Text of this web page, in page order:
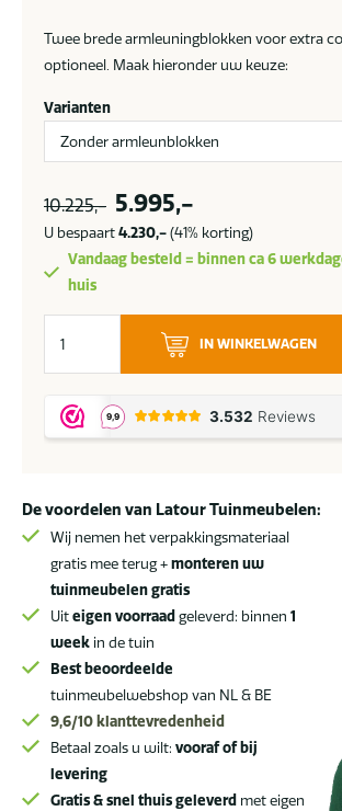
Twee brede armleuningblokken voor extra
optioneel. Maak hieronder uw keuze:
Varianten
10.225,- Oorspronkelijke
prijs
was:
5.995,-
prijs
is:
U bespaart4.230,-(41% korting)
Vandaag besteld = binnen ca 6
huis
Evora
loungeset
light
antraciet
IN WINKELWAGEN
De voordelen van Latour Tuinmeubelen:
Wij nemen het verpakkingsmateriaal
gratis mee terug +monteren uw
tuinmeubelen gratis
Uiteigen voorraad geleverd: binnen 1
week in de tuin
Best beoordeelde
tuinmeubelwebshop van NL & BE
9,6/10 klanttevredenheid
Betaal zoals u wilt: vooraf of bij
levering
Gratis & snel thuis geleverd met eigen